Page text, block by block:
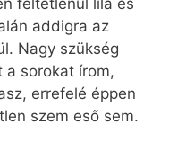
addigra az
Nagy szükség
a sorokat írom,
errefelé éppen
szem eső sem.